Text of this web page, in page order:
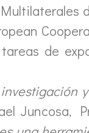
de
Juncosa,